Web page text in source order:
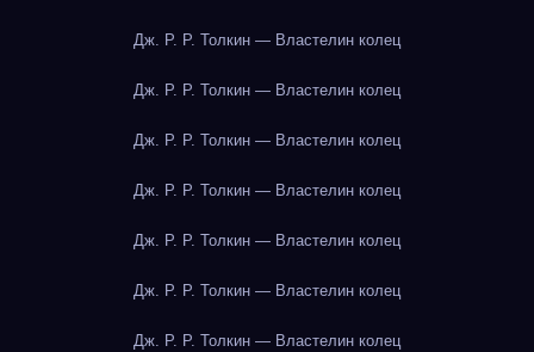
Дж. Р. Р. Толкин — Властелин колец
Дж. Р. Р. Толкин — Властелин колец
Дж. Р. Р. Толкин — Властелин колец
Дж. Р. Р. Толкин — Властелин колец
Дж. Р. Р. Толкин — Властелин колец
Дж. Р. Р. Толкин — Властелин колец
Дж. Р. Р. Толкин — Властелин колец